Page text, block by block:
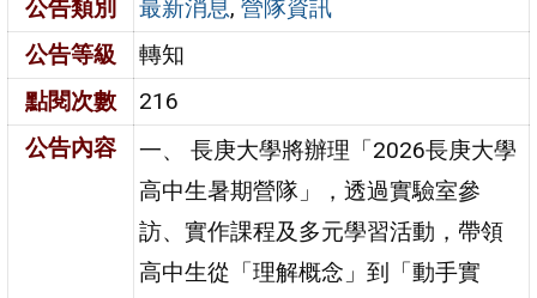
公告類別
最新消息,營隊資訊
公告等級
轉知
點閱次數
216
公告內容
一、 長庚大學將辦理「2026長庚大學
高中生暑期營隊」，透過實驗室參
訪、實作課程及多元學習活動，帶領
高中生從「理解概念」到「動手實